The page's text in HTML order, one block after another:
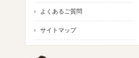
よくあるご質問
サイトマップ